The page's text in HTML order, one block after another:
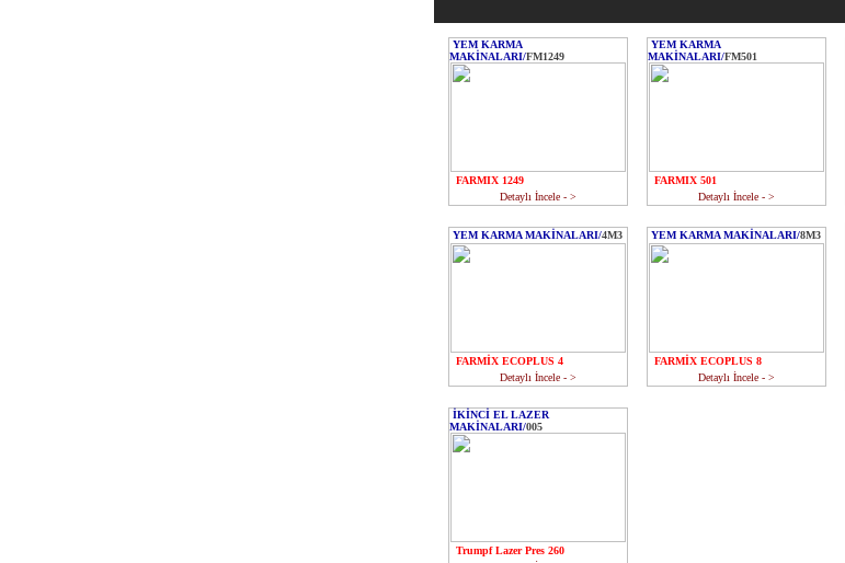
YEM KARMA
MAKİNALARI/FM1249
FARMIX 1249
Detaylı İncele- >
YEM KARMA
MAKİNALARI/FM501
FARMIX 501
Detaylı İncele- >
YEM KARMA MAKİNALARI/4M3
FARMİX ECOPLUS 4
Detaylı İncele- >
YEM KARMA MAKİNALARI/8M3
FARMİX ECOPLUS 8
Detaylı İncele- >
İKİNCİ EL LAZER
MAKİNALARI/005
Trumpf Lazer Pres 260